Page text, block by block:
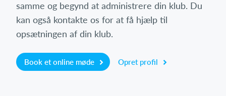
samme og begynd at administrere din klub. Du
kan også kontakte os for at få hjælp til
opsætningen af din klub.
Book et online møde Opret profil